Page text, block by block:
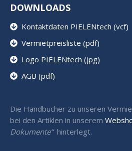
DOWNLOADS
Kontaktdaten PIELENtech (vcf)
Vermietpreisliste (pdf)
Logo PIELENtech (jpg)
AGB (pdf)
Die Handbücher zu unseren
bei den Artiklen in unserem
Dokumente“ hinterlegt.